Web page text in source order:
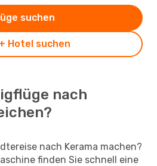
Hotel suchen
suchen
nach
nach Kerama machen?
finden Sie schnell eine